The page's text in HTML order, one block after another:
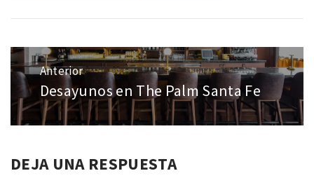
Navegación
de
entradas
Anterior
Entrada
anterior:
Desayunos en The Palm Santa Fe
DEJA UNA RESPUESTA